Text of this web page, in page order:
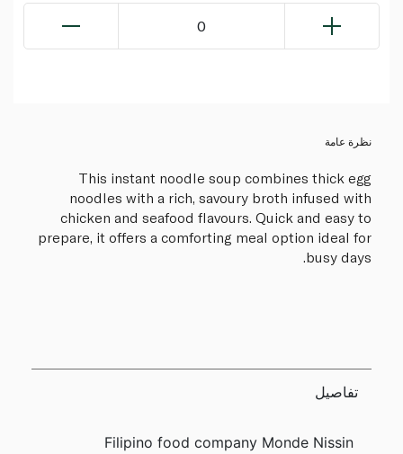
0
نظرة عامة
This instant noodle soup combines thick egg
noodles with a rich, savoury broth infused with
chicken and seafood flavours. Quick and easy to
prepare, it offers a comforting meal option ideal for
busy days.
تفاصيل
Filipino food company Monde Nissin